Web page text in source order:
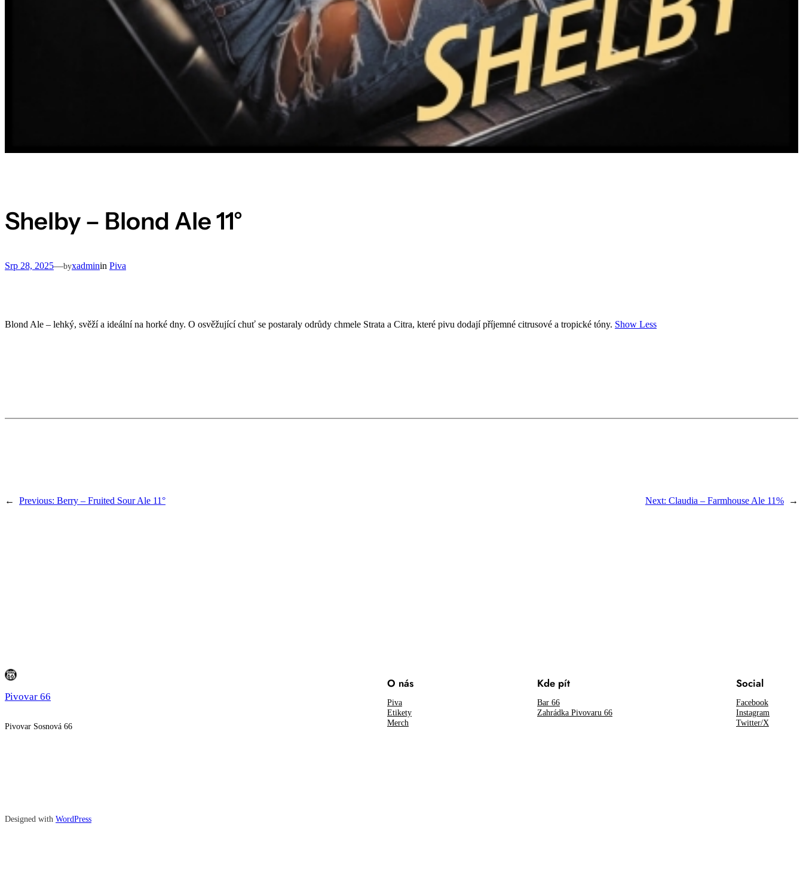
Shelby – Blond Ale 11°
Srp 28, 2025—byxadminin Piva
Blond Ale – lehký, svěží a ideální na horké dny. O osvěžující chuť se postaraly odrůdy chmele Strata a Citra, které pivu dodají příjemné citrusové a tropické tóny. Show Less
← Previous: Berry – Fruited Sour Ale 11° Next: Claudia – Farmhouse Ale 11% →
Pivovar 66
Pivovar Sosnová 66
O nás
Piva
Etikety
Merch
Kde pít
Bar 66
Zahrádka Pivovaru 66
Social
Facebook
Instagram
Twitter/X
Designed with WordPress